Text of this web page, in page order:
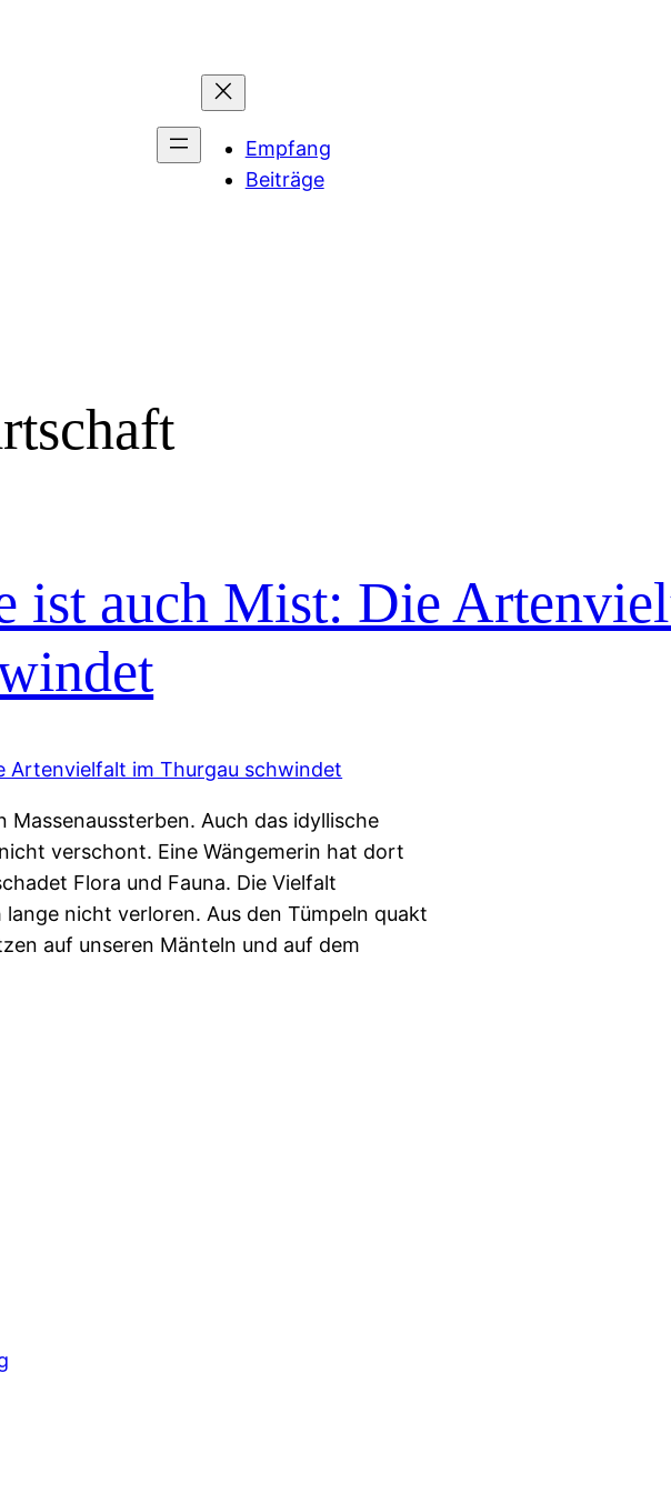
Empfang
Beiträge
ist auch Mist: Die
Auch das idyllische
verschont. Eine Wängemerin hat dort
Flora und Fauna. Die Vielfalt
nicht verloren. Aus den Tümpeln quakt
auf unseren Mänteln und auf dem